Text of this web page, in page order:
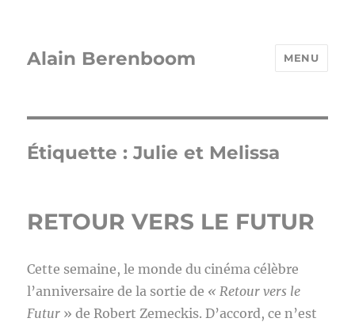
Alain Berenboom MENU
Étiquette :Julie et Melissa
RETOUR VERS LE FUTUR
Cette semaine, le monde du cinéma célèbre
l’anniversaire de la sortie de « Retour vers le
Futur » de Robert Zemeckis. D’accord, ce n’est